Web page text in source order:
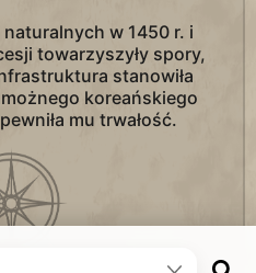
w 1450 r. i
towarzyszyły spory,
stanowiła
koreańskiego
mu trwałość.